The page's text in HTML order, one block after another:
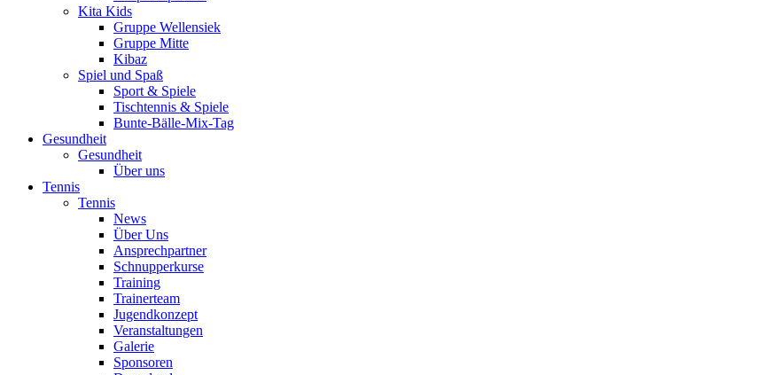
Kita Kids
Gruppe Wellensiek
Gruppe Mitte
Kibaz
Spiel und Spaß
Sport & Spiele
Tischtennis & Spiele
Bunte-Bälle-Mix-Tag
Gesundheit
Gesundheit
Über uns
Tennis
Tennis
News
Über Uns
Ansprechpartner
Schnupperkurse
Training
Trainerteam
Jugendkonzept
Veranstaltungen
Galerie
Sponsoren